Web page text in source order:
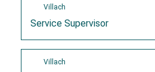
Villach
Service Supervisor
Villach